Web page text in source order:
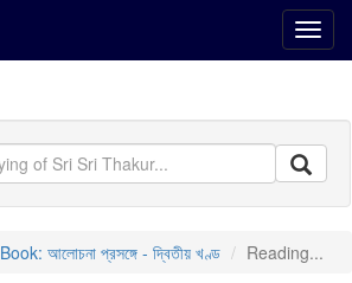
Book: আলোচনা প্রসঙ্গে - দ্বিতীয় খণ্ড Reading...